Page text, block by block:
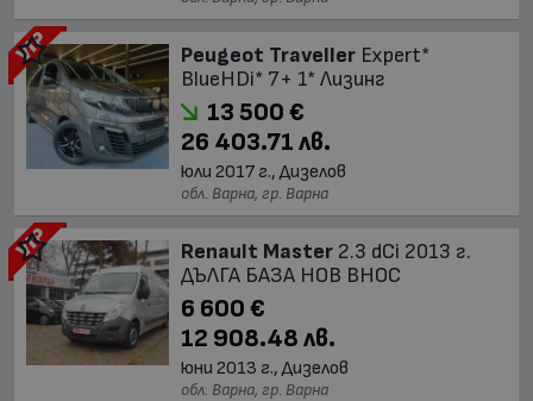
Peugeot Traveller Expert*
BlueHDi* 7+ 1* Лизинг
13 500 €
26 403.71 лв.
юли 2017 г., Дизелов
обл. Варна, гр. Варна
Renault Master 2.3 dCi 2013 г.
ДЪЛГА БАЗА НОВ ВНОС
6 600 €
12 908.48 лв.
юни 2013 г., Дизелов
обл. Варна, гр. Варна